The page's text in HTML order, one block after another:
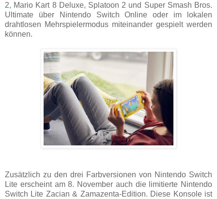
2, Mario Kart 8 Deluxe, Splatoon 2 und Super Smash Bros.
Ultimate über Nintendo Switch Online oder im lokalen
drahtlosen Mehrspielermodus miteinander gespielt werden
können.
Zusätzlich zu den drei Farbversionen von Nintendo Switch
Lite erscheint am 8. November auch die limitierte Nintendo
Switch Lite Zacian & Zamazenta-Edition. Diese Konsole ist